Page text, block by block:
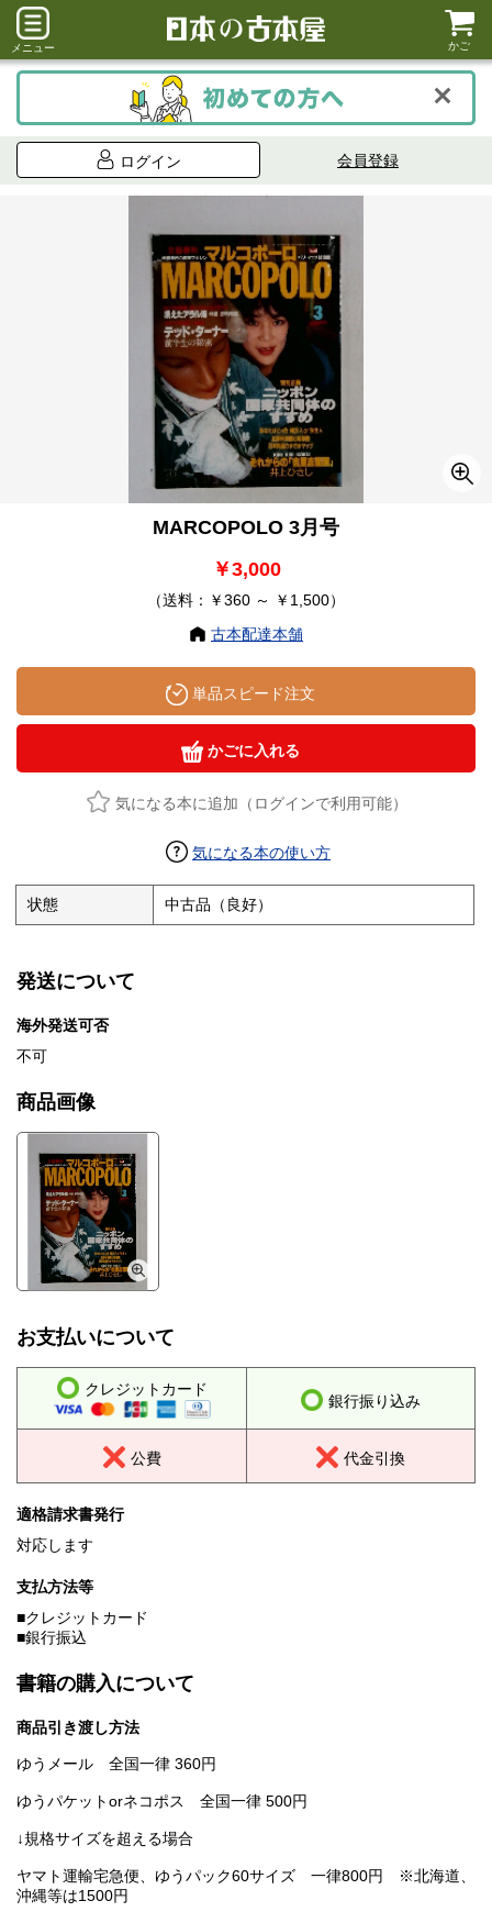
メニュー かご
ログイン 会員登録
MARCOPOLO 3月号
￥3,000
（送料：￥360 ～ ￥1,500）
古本配達本舗
単品スピード注文
かごに入れる
気になる本に追加（ログインで利用可能）
気になる本の使い方
状態 中古品（良好）
発送について
海外発送可否
不可
商品画像
お支払いについて
クレジットカード
銀行振り込み
公費 代金引換
適格請求書発行
対応します
支払方法等
■クレジットカード
■銀行振込
書籍の購入について
商品引き渡し方法
ゆうメール 全国一律 360円
ゆうパケットorネコポス 全国一律 500円
↓規格サイズを超える場合
ヤマト運輸宅急便、ゆうパック60サイズ 一律800円 ※北海道、
沖縄等は1500円